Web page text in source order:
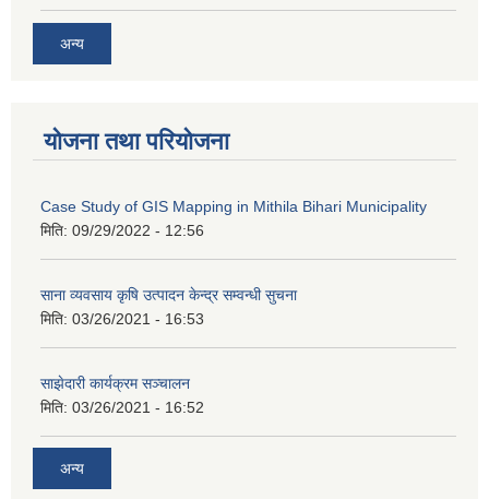
अन्य
योजना तथा परियोजना
Case Study of GIS Mapping in Mithila Bihari Municipality
मिति: 09/29/2022 - 12:56
साना व्यवसाय कृषि उत्पादन केन्द्र सम्वन्धी सुचना
मिति: 03/26/2021 - 16:53
साझेदारी कार्यक्रम सञ्चालन
मिति: 03/26/2021 - 16:52
अन्य